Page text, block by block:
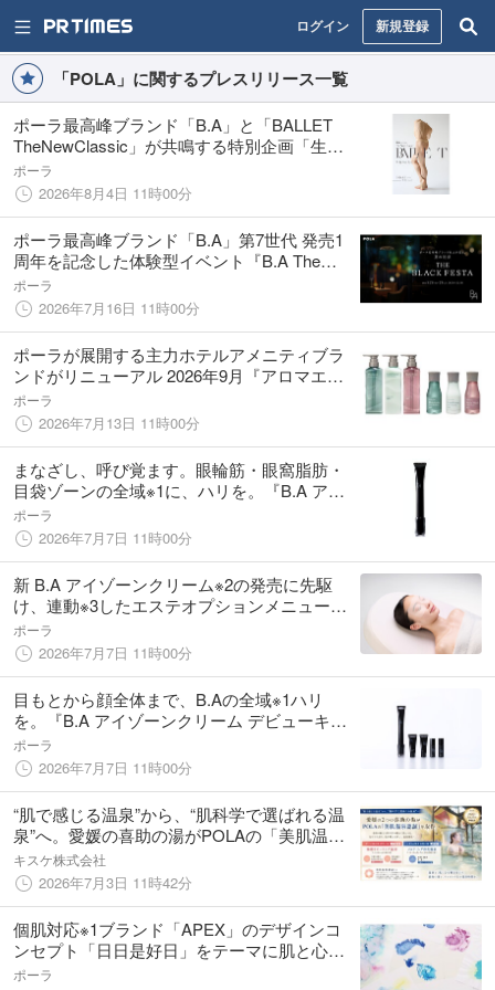
ログイン 新規登録
「POLA」に関するプレスリリース一覧
ポーラ最高峰ブランド「B.A」と「BALLET
TheNewClassic」が共鳴する特別企画「生命
のかたち」を8月5日(水) よりポーラ ギンザに
て開催
ポーラ
2026年8月4日 11時00分
ポーラ最高峰ブランド「B.A」第7世代 発売1
周年を記念した体験型イベント『B.A The
Black Festa』を8月28日(金)～29日（土）に開
催
ポーラ
2026年7月16日 11時00分
ポーラが展開する主力ホテルアメニティブラ
ンドがリニューアル 2026年9月『アロマエッ
セ リチュアル』誕生
ポーラ
2026年7月13日 11時00分
まなざし、呼び覚ます。眼輪筋・眼窩脂肪・
目袋ゾーンの全域※1に、ハリを。『B.A アイ
ゾーンクリーム』2026年10月1日誕生
ポーラ
2026年7月7日 11時00分
新 B.A アイゾーンクリーム※2の発売に先駆
け、連動※3したエステオプションメニュー
「３D※4 アイゾーンケア by B.A※5」を9月1日
より先行提供
ポーラ
2026年7月7日 11時00分
目もとから顔全体まで、B.Aの全域※1ハリ
を。『B.A アイゾーンクリーム デビューキッ
ト』10月1日誕生
ポーラ
2026年7月7日 11時00分
“肌で感じる温泉”から、“肌科学で選ばれる温
泉”へ。愛媛の喜助の湯がPOLAの「美肌温泉
認証」を取得【愛媛県・キスケ株式会社】
キスケ株式会社
2026年7月3日 11時42分
個肌対応※1ブランド「APEX」のデザインコ
ンセプト「日日是好日」をテーマに肌と心に
向き合う体験イベントを開催
ポーラ